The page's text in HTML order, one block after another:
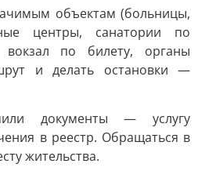
объектам (больницы,
центры, санатории по
по билету, органы
и делать остановки —
документы — услугу
в реестр. Обращаться в
жительства.